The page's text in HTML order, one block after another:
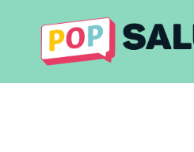
content